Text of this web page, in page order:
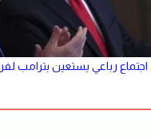
اجتماع رباعي يستعين بترامب